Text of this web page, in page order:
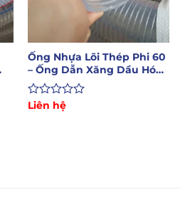
Ống Nhựa Lõi Thép Phi 60
– Ống Dẫn Xăng Dầu Hóa
Chất Lỏng
Được
Liên hệ